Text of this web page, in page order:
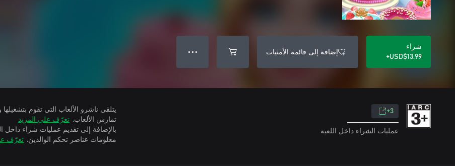
شراء
USD$13.99+
إضافة إلى قائمة الأمنيات ● ● ●
3+
عمليات الشراء داخل اللعبة
تمارس الألعاب. تعرّف على المزيد
بالإضافة إلى تقديم عمليات شراء داخل
معلومات عناصر تحكم الوالدين. تعرّف